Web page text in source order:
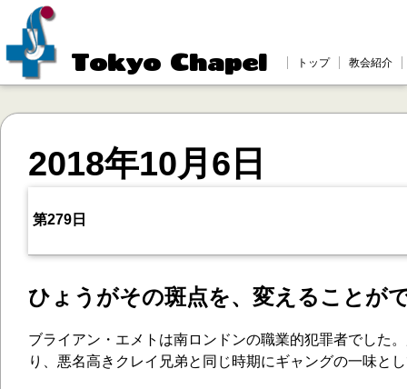
Tokyo Chapel トップ 教会紹介
2018年10月6日
第279日
ひょうがその斑点を、変えることが
ブライアン・エメトは南ロンドンの職業的犯罪者でした
り、悪名高きクレイ兄弟と同じ時期にギャングの一味と